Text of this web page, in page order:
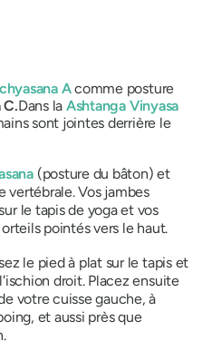
Acomme posture
C.Dans la Ashtanga Vinyasa
sont jointes derrière le
(posture du bâton) et
vertébrale. Vos jambes
le tapis de yoga et vos
pointés vers le haut.
le pied à plat sur le tapis et
droit. Placez ensuite
votre cuisse gauche, à
et aussi près que